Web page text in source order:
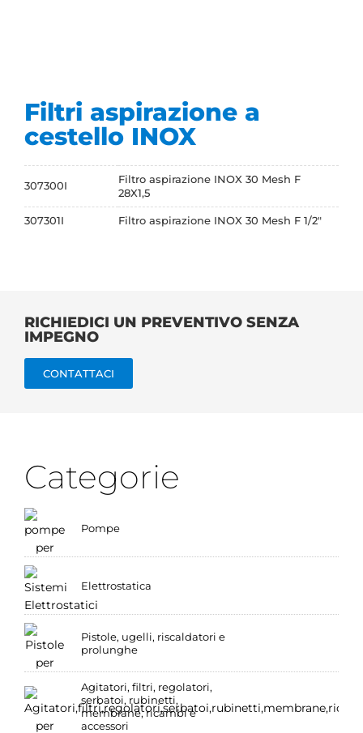
Filtri aspirazione a
cestello INOX
307300I
Filtro aspirazione INOX 30 Mesh F
28X1,5
307301I Filtro aspirazione INOX 30 Mesh F 1/2"
RICHIEDICI UN PREVENTIVO SENZA
IMPEGNO
CONTATTACI
Categorie
Pompe
Elettrostatica
Pistole, ugelli, riscaldatori e
prolunghe
Agitatori, filtri, regolatori,
serbatoi, rubinetti,
membrane, ricambi e
accessori